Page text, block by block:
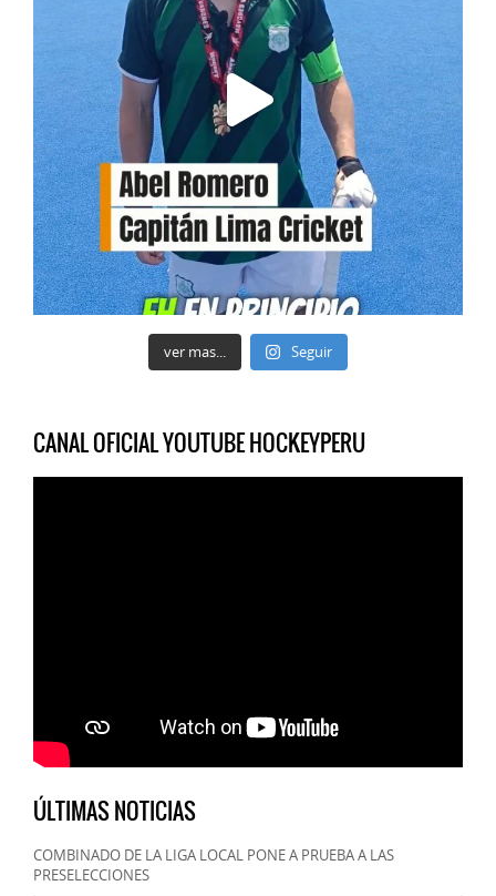
ver mas... Seguir
CANAL OFICIAL YOUTUBE HOCKEYPERU
ÚLTIMAS NOTICIAS
COMBINADO DE LA LIGA LOCAL PONE A PRUEBA A LAS
PRESELECCIONES